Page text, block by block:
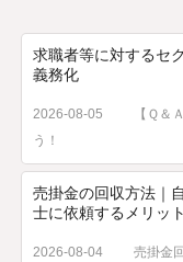
求職者等に対するセ
義務化
2026-08-05
【Ｑ＆
う！
売掛金の回収方法｜
士に依頼するメリット
2026-08-04 売掛金